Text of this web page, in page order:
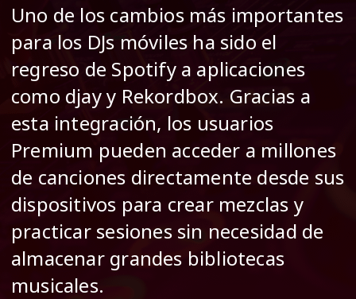
Uno de los cambios más importantes
para los DJs móviles ha sido el
regreso de Spotify a aplicaciones
como djay y Rekordbox. Gracias a
esta integración, los usuarios
Premium pueden acceder a millones
de canciones directamente desde sus
dispositivos para crear mezclas y
practicar sesiones sin necesidad de
almacenar grandes bibliotecas
musicales.